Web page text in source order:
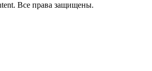
Все права защищены.